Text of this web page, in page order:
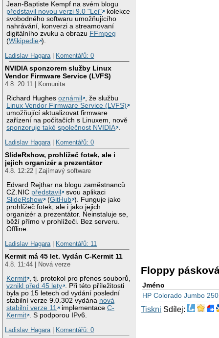
Jean-Baptiste Kempf na svém blogu
představil novou verzi 9.0 "Lei"
kolekce
svobodného softwaru umožňujícího
nahrávání, konverzi a streamovaní
digitálního zvuku a obrazu FFmpeg
(Wikipedie ).
Ladislav Hagara
Komentářů: 0
NVIDIA sponzorem služby Linux
Vendor Firmware Service (LVFS)
4.8. 20:11 | Komunita
Richard Hughesoznámil
, že službu
Linux Vendor Firmware Service (LVFS)
umožňující aktualizovat firmware
zařízení na počítačích s Linuxem, nově
sponzoruje také společnost NVIDIA .
Ladislav Hagara | Komentářů: 0
SlideRshow, prohlížeč fotek, ale i
jejich organizér a prezentátor
4.8. 12:22 | Zajímavý software
Edvard Rejthar na blogu zaměstnanců
CZ.NIC představil
svou aplikaci
SlideRshow
(GitHub ). Funguje jako
prohlížeč fotek, ale i jako jejich
organizér a prezentátor. Neinstaluje se,
běží přímo v prohlížeči. Bez serveru.
Offline.
Ladislav Hagara | Komentářů: 11
Kermit má 45 let. Vydán C-Kermit 11
4.8. 11:44 | Nová verze
Kermit , tj. protokol pro přenos souborů,
vznikl před 45 lety . Při této příležitosti
byla po 15 letech od vydání poslední
stabilní verze 9.0.302 vydána nová
stabilní verze 11
implementaceC-
Kermit . S podporou IPv6.
Ladislav Hagara | Komentářů: 0
Floppy
Jméno
HP Colorado Jumbo 250
Tiskni Sdílej: